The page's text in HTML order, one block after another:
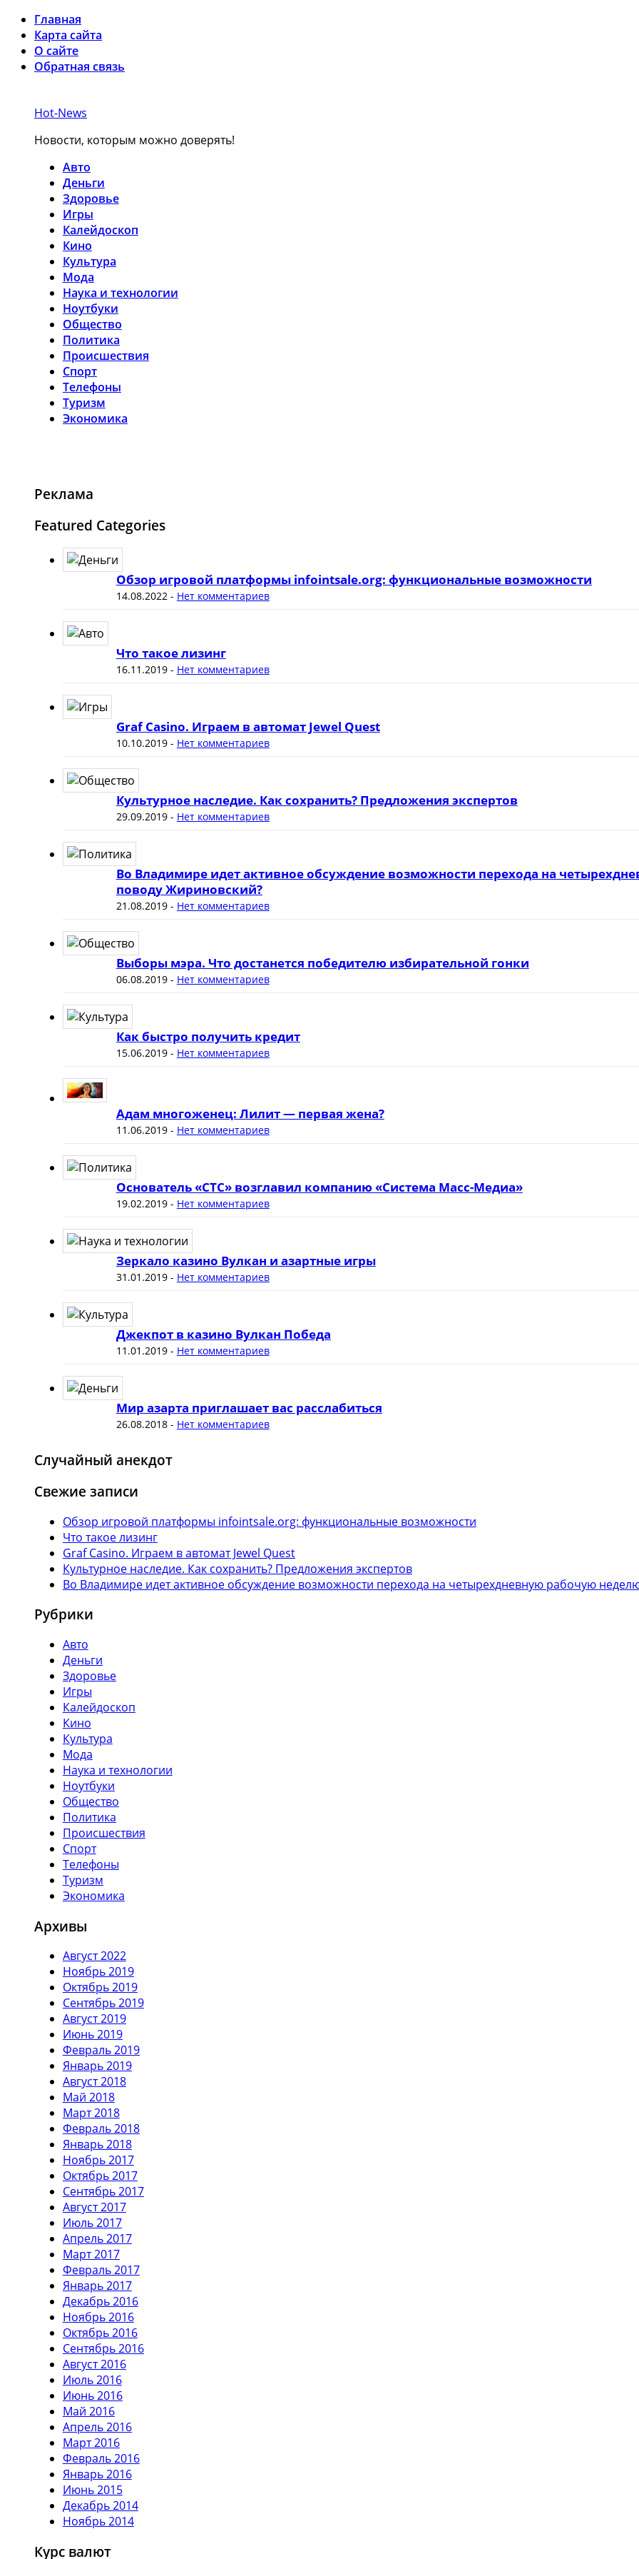
Главная
Карта сайта
О сайте
Обратная связь
Hot-News
Новости, которым можно доверять!
Авто
Деньги
Здоровье
Игры
Калейдоскоп
Кино
Культура
Мода
Наука и технологии
Ноутбуки
Общество
Политика
Происшествия
Спорт
Телефоны
Туризм
Экономика
Реклама
Featured Categories
Обзор игровой платформы infointsale.org: функциональные возможности
14.08.2022 - Нет комментариев
Что такое лизинг
16.11.2019- Нет комментариев
Graf Casino. Играем в автомат Jewel Quest
10.10.2019- Нет комментариев
Культурное наследие. Как сохранить? Предложения экспертов
29.09.2019- Нет комментариев
Во Владимире идет активное обсуждение возможности перехода на
поводу Жириновский?
21.08.2019- Нет комментариев
Выборы мэра. Что достанется победителю избирательной гонки
06.08.2019- Нет комментариев
Как быстро получить кредит
15.06.2019- Нет комментариев
Адам многоженец: Лилит — первая жена?
11.06.2019- Нет комментариев
Основатель «СТС» возглавил компанию «Система Масс-Медиа»
19.02.2019- Нет комментариев
Зеркало казино Вулкан и азартные игры
31.01.2019- Нет комментариев
Джекпот в казино Вулкан Победа
11.01.2019- Нет комментариев
Мир азарта приглашает вас расслабиться
26.08.2018- Нет комментариев
Случайный анекдот
Свежие записи
Обзор игровой платформы infointsale.org: функциональные возможности
Что такое лизинг
Graf Casino. Играем в автомат Jewel Quest
Культурное наследие. Как сохранить? Предложения экспертов
Во Владимире идет активное обсуждение возможности перехода на четырехдневную рабочую
Рубрики
Авто
Деньги
Здоровье
Игры
Калейдоскоп
Кино
Культура
Мода
Наука и технологии
Ноутбуки
Общество
Политика
Происшествия
Спорт
Телефоны
Туризм
Экономика
Архивы
Август 2022
Ноябрь 2019
Октябрь 2019
Сентябрь 2019
Август 2019
Июнь 2019
Февраль 2019
Январь 2019
Август 2018
Май 2018
Март 2018
Февраль 2018
Январь 2018
Ноябрь 2017
Октябрь 2017
Сентябрь 2017
Август 2017
Июль 2017
Апрель 2017
Март 2017
Февраль 2017
Январь 2017
Декабрь 2016
Ноябрь 2016
Октябрь 2016
Сентябрь 2016
Август 2016
Июль 2016
Июнь 2016
Май 2016
Апрель 2016
Март 2016
Февраль 2016
Январь 2016
Июнь 2015
Декабрь 2014
Ноябрь 2014
Курс валют